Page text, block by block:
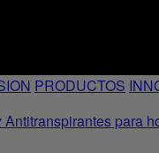
PRODUCTOS
para